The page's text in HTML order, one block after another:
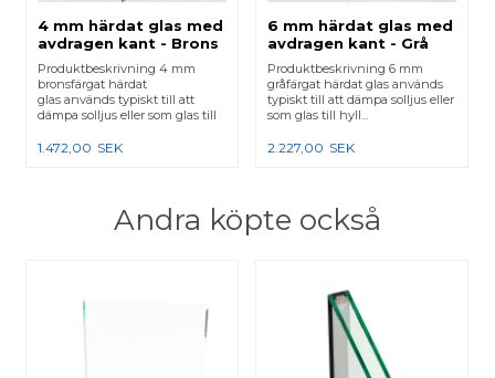
4 mm härdat glas med
avdragen kant - Brons
Produktbeskrivning 4 mm
bronsfärgat härdat
glas används typiskt till att
dämpa solljus eller som glas till
1.472,00 SEK
6 mm härdat glas med
avdragen kant - Grå
Produktbeskrivning 6 mm
gråfärgat härdat glas används
typiskt till att dämpa solljus eller
som glas till hyll...
2.227,00 SEK
Andra köpte också